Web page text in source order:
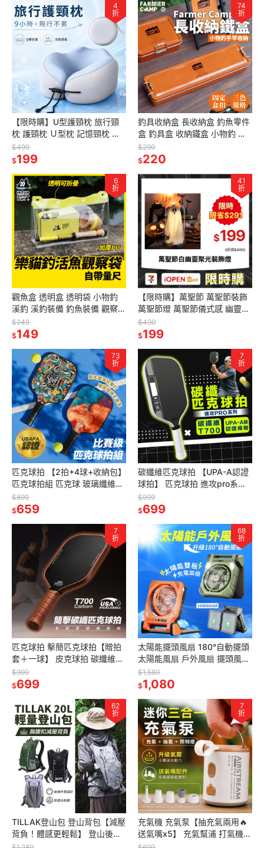
4
折
【限時購】U型護頸枕 旅行頸
枕 護頸枕 Ｕ型枕 記憶頸枕 慢
回彈頸枕 午睡枕 旅行枕 飛機枕
頸枕
$499
$199
74
折
釣具收納盒 長收納盒 釣魚零件
盒 釣具盒 收納鐵盒 小物釣 魚
竿 收納盒 溪釣裝備 Farmer
Camp
$299
$220
6
折
觀魚盒 透明盒 透明袋 小物釣
溪釣 溪釣裝備 釣魚裝備 觀察盒
活魚桶 釣魚 樂貓釣HSF 台灣
NO.1小物釣
$249
$149
41
折
【限時購】萬聖節 萬聖節裝飾
萬聖節燈 萬聖節儀式感 幽靈燈
萬聖節幽靈燈 萬聖節禮物
$490
$199
73
折
匹克球拍 【2拍+4球+收納包】
匹克球拍組 匹克球 玻璃纖維球
拍 pickleball
$899
$659
7
折
碳纖維匹克球拍 【UPA-A認證
球拍】 匹克球拍 進攻pro系列
pickleball T700碳纖維 匹克球
$999
$699
7
折
匹克球拍 擊簡匹克球拍【贈拍
套＋一球】 皮克球拍 碳纖維匹
克球拍 匹克球 T700碳纖維
pickleball
$999
$699
68
折
太陽能擺頭風扇 180°自動擺頭
太陽能風扇 戶外風扇 擺頭風扇
露營風扇 風扇燈 充電風扇
$1,580
$1,080
62
折
TILLAK登山包 登山背包【減壓
背負！體感更輕鬆】 登山後背
包 輕量化登山包 後背包 雙肩包
7
折
充氣機 充氣泵【抽充氣兩用🔥
送氣嘴x5】 充氣幫浦 打氣機
無線打氣機 真空抽氣機 電動打